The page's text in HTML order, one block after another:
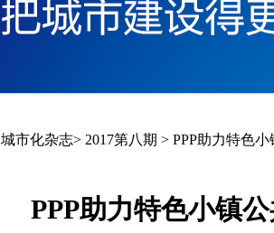
城市化杂志> 2017第八期 > PPP助力特色
PPP助力特色小镇